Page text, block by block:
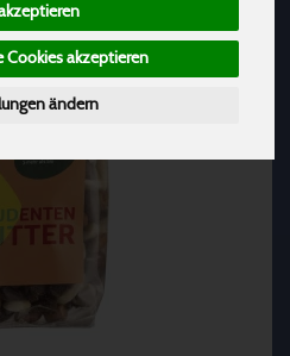
Cookies akzeptieren
ändern